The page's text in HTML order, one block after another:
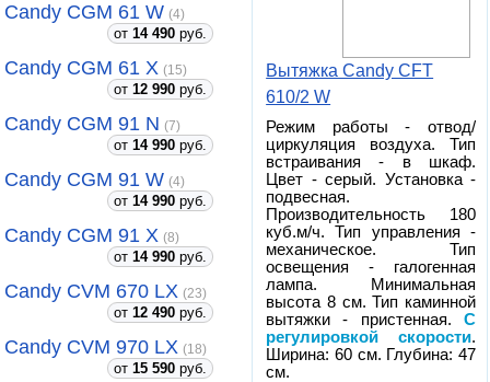
Candy CGM 61 W (4)
от 14 490 руб.
Candy CGM 61 X (15)
от 12 990 руб.
Candy CGM 91 N (7)
от 14 990 руб.
Candy CGM 91 W (4)
от 14 990 руб.
Candy CGM 91 X (8)
от 14 990 руб.
Candy CVM 670 LX (23)
от 12 490 руб.
Candy CVM 970 LX (18)
от 15 590 руб.
Вытяжка Candy CFT
610/2 W
Режим работы - отвод/
циркуляция воздуха. Тип
встраивания - в шкаф.
Цвет - серый. Установка -
подвесная.
Производительность 180
куб.м/ч. Тип управления -
механическое. Тип
освещения - галогенная
лампа. Минимальная
высота 8 см. Тип каминной
вытяжки - пристенная.С
регулировкой скорости.
Ширина: 60 см. Глубина: 47
см.